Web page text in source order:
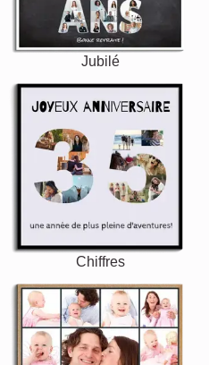
Jubilé
Chiffres